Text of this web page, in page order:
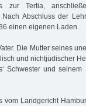
zur Tertia,
Abschluss der
einen eigenen Laden.
Die Mutter seines
und nichtjüdischer
Schwester und seinem
Landgericht